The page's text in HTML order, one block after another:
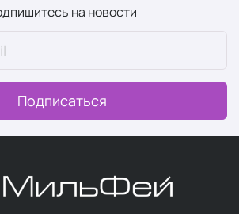
на новости
Подписаться